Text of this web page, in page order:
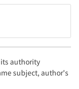
authority
subject, author's